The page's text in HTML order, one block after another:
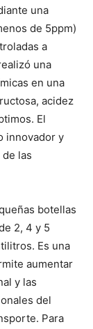
una
de 5ppm)
a
una
en una
acidez
El
innovador y
las
botellas
2, 4 y 5
Es una
aumentar
y las
del
Para